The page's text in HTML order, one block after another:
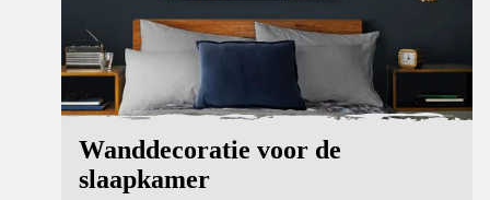
Wanddecoratie voor de
slaapkamer